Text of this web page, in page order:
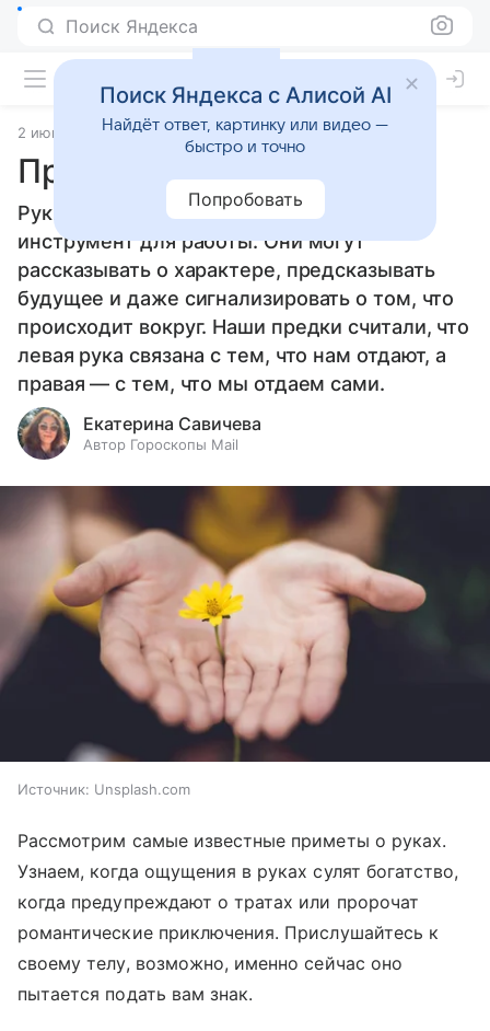
Поиск Яндекса
2 июня 2026 Источник:Гороскопы Mail Приметы
Приметы про руки
Руки — это не просто часть тела и
инструмент для работы. Они могут
рассказывать о характере, предсказывать
будущее и даже сигнализировать о том, что
происходит вокруг. Наши предки считали, что
левая рука связана с тем, что нам отдают, а
правая — с тем, что мы отдаем сами.
Екатерина Савичева
Автор Гороскопы Mail
Источник: Unsplash.com
Рассмотрим самые известные приметы о руках.
Узнаем, когда ощущения в руках сулят богатство,
когда предупреждают о тратах или пророчат
романтические приключения. Прислушайтесь к
своему телу, возможно, именно сейчас оно
пытается подать вам знак.
Поиск Яндекса с Алисой AI
Найдёт ответ, картинку или видео —
быстро и точно
Попробовать